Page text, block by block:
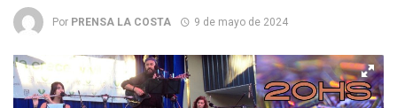
Por PRENSA LA COSTA 9 de mayo de 2024